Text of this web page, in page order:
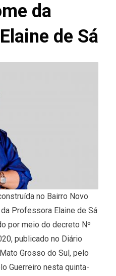
da
de Sá
no Bairro Novo
Professora Elaine de Sá
por meio do decreto Nº
publicado no Diário
Grosso do Sul, pelo
Guerreiro nesta quinta-